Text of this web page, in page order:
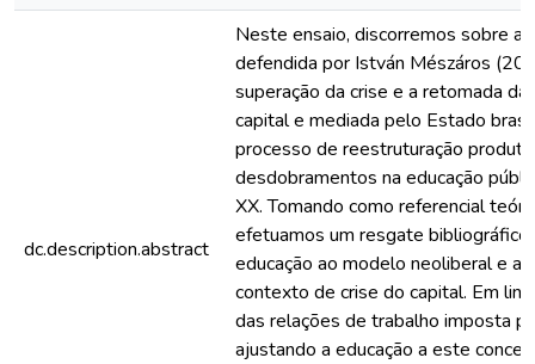
dc.description.abstract
Neste ensaio, discorremos sobre
defendida por István Mészáros
superação da crise e a retomada
capital e mediada pelo Estado
processo de reestruturação
desdobramentos na educação
XX. Tomando como referencial
efetuamos um resgate
educação ao modelo neoliberal e
contexto de crise do capital. Em
das relações de trabalho imposta
ajustando a educação a este